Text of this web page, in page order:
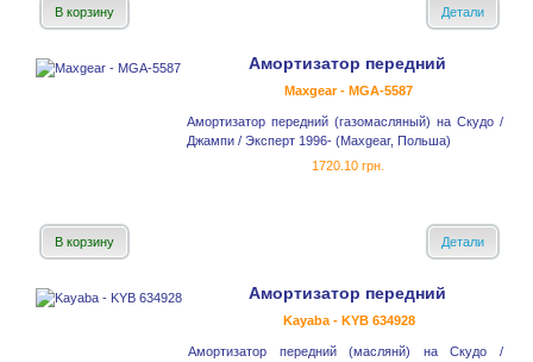
В корзину Детали
Амортизатор передний
Maxgear - MGA-5587
Амортизатор передний (газомасляный) на Скудо /
Джампи / Эксперт 1996- (Maxgear, Польша)
1720.10 грн.
В корзину Детали
Амортизатор передний
Kayaba - KYB 634928
Амортизатор передний (маслянй) на Скудо /